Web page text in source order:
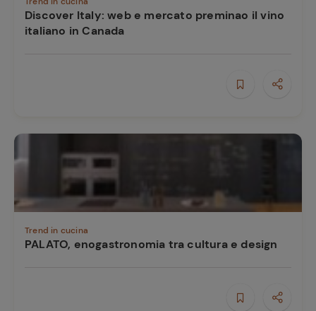
Discover Italy: web e mercato preminao il vino
italiano in Canada
Trend in cucina
PALATO, enogastronomia tra cultura e design